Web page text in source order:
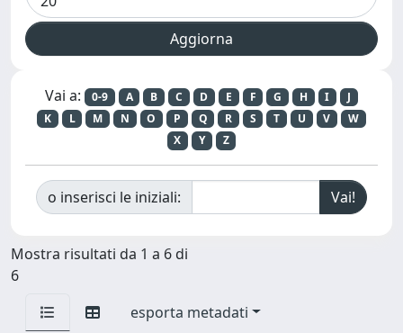
Vai a: 0-9 A B C D E F G H I
J
K
L M N O P Q R S T U V
W
X
Y Z
o inserisci le iniziali:
Mostra risultati da 1 a 6 di
6
esporta metadati